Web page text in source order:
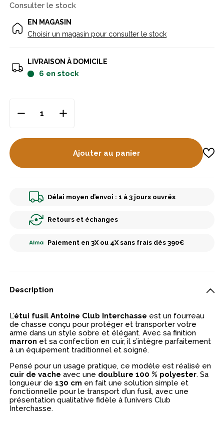
Consulter le stock
EN MAGASIN
Choisir un magasin pour consulter le stock
LIVRAISON À DOMICILE
6 en stock
Ajouter au panier
Délai moyen d’envoi : 1 à 3 jours ouvrés
Retours et échanges
Paiement en 3X ou 4X sans frais dès 390€
Description
L’étui fusil Antoine Club Interchasse est un fourreau
de chasse conçu pour protéger et transporter votre
arme dans un style sobre et élégant. Avec sa finition
marron et sa confection en cuir, il s’intègre parfaitement
à un équipement traditionnel et soigné.
Pensé pour un usage pratique, ce modèle est réalisé en
cuir de vache avec une doublure 100 % polyester. Sa
longueur de130 cm en fait une solution simple et
fonctionnelle pour le transport d’un fusil, avec une
présentation qualitative fidèle à l’univers Club
Interchasse.